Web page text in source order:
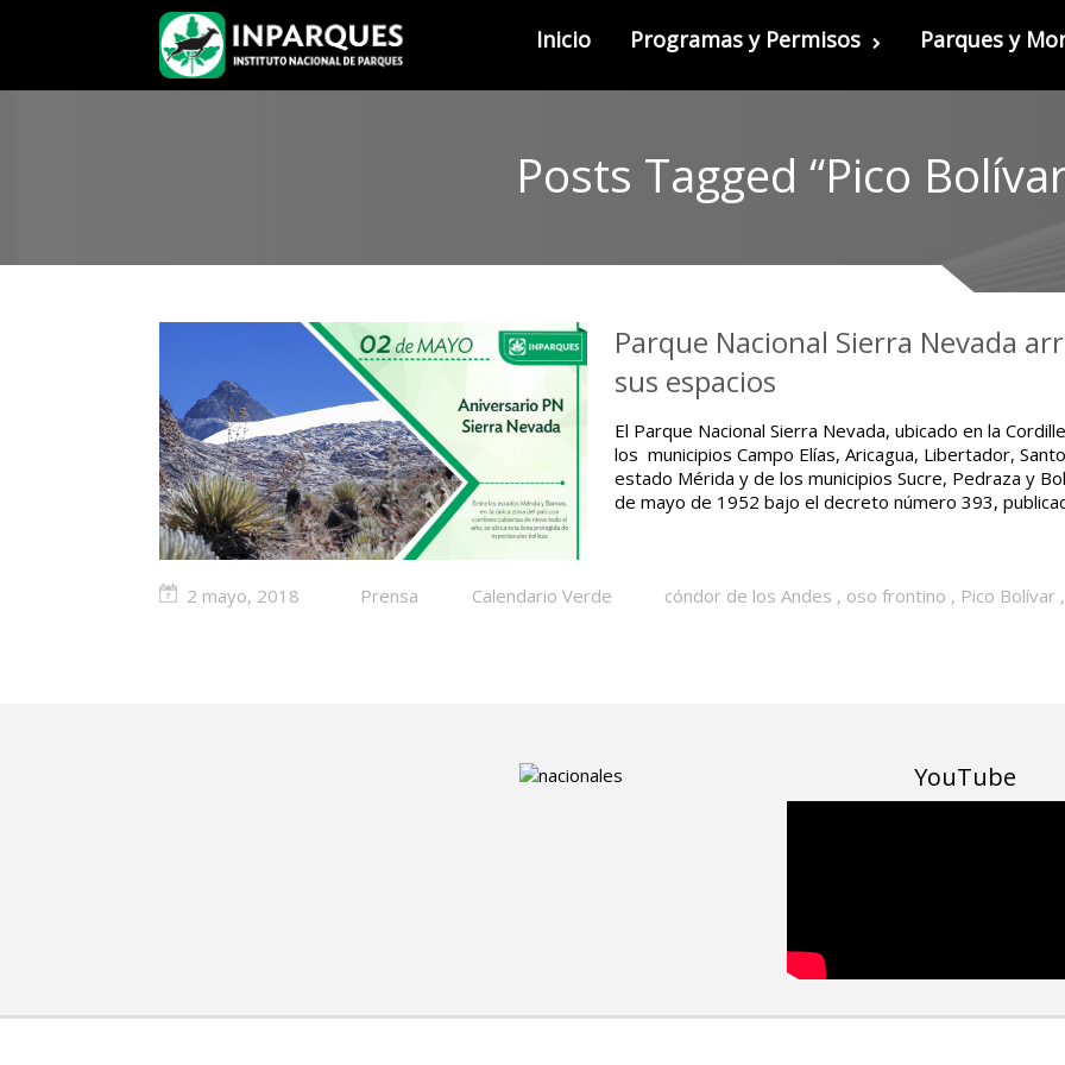
Inicio Programas y Permisos Parques y
Posts Tagged “Pico
Parque Nacional Sierra Nevada
sus espacios
El Parque Nacional Sierra Nevada, ubicado en la
los municipios Campo Elías, Aricagua, Libertador,
estado Mérida y de los municipios Sucre, Pedraza y
de mayo de 1952 bajo el decreto número 393,
2 mayo, 2018 Prensa Calendario Verde cóndor de los Andes , oso frontino , Pico Bolívar ,
YouTube